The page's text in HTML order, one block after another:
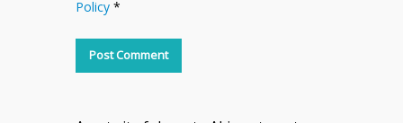
Policy *